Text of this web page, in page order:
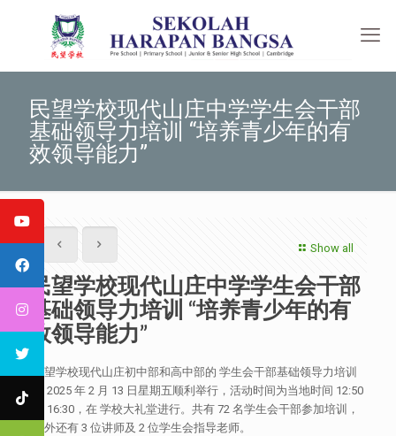
民望学校现代山庄中学学生会干部
基础领导力培训 “培养青少年的有
效领导能力”
Show all
民望学校现代山庄中学学生会干部
基础领导力培训 “培养青少年的有
效领导能力”
民望学校现代山庄初中部和高中部的 学生会干部基础领导力培训
于 2025 年 2 月 13 日星期五顺利举行，活动时间为当地时间 12:50
至 16:30，在 学校大礼堂进行。共有 72 名学生会干部参加培训，
此外还有 3 位讲师及 2 位学生会指导老师。